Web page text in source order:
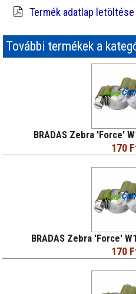
Termék adatlap letöltése
További termékek a
BRADAS Zebra 'Force'
170
BRADAS Zebra 'Force'
170